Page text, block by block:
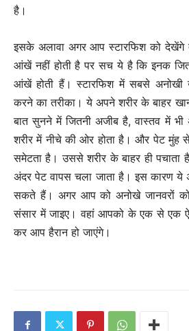
है।
इसके अलावा अगर आप स्टारफिश को देखेंगे
आंखें नहीं होती है पर सच ये है कि इनक
आंखें होती हैं। स्टारफिश में सबसे अनोखी
करने का तरीका। ये अपने शरीर के बाहर
बात सुनने में जितनी अजीब है, वास्तव में
शरीर में नीचे की ओर होता है। और पेट मुंह
समेटता है। उससे शरीर के बाहर ही
अंदर पेट वापस चला जाता है। इस कारण ये
सकते हैं। अगर आप को अनोखे जानवरों
संसार में जाइए। वहां आपको के एक से एक
कर आप हैरान हो जाएंगे।